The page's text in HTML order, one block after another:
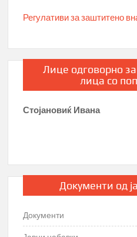
Регулативи за заштитено
Лице одговорно
лица со
Стојановиќ Ивана
Документи од
Документи